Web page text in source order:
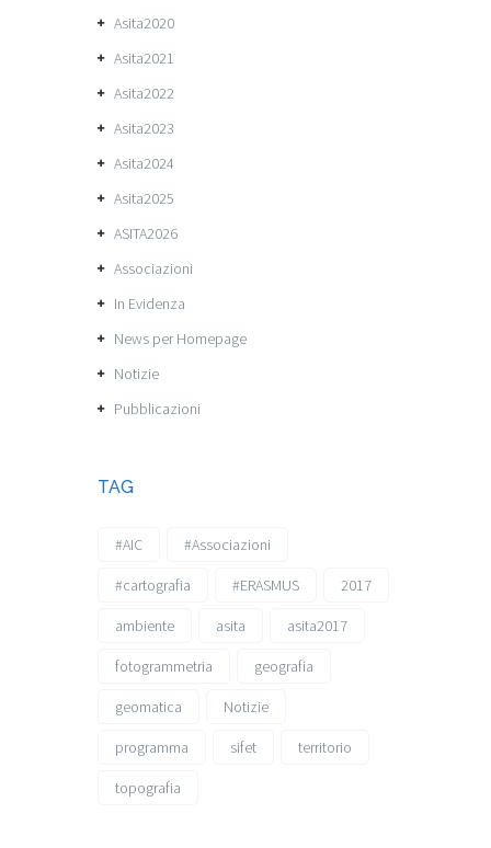
Asita2020
Asita2021
Asita2022
Asita2023
Asita2024
Asita2025
ASITA2026
Associazioni
In Evidenza
News per Homepage
Notizie
Pubblicazioni
TAG
#AIC #Associazioni
#cartografia #ERASMUS 2017
ambiente asita asita2017
fotogrammetria geografia
geomatica Notizie
programma sifet territorio
topografia